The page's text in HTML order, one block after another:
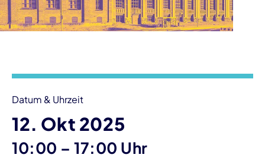
Datum & Uhrzeit
12. Okt 2025
10:00 – bis
17:00 Uhr